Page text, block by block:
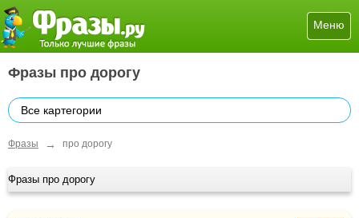
Меню
Фразы про дорогу
Все картегории
Фразы → про дорогу
Фразы про дорогу